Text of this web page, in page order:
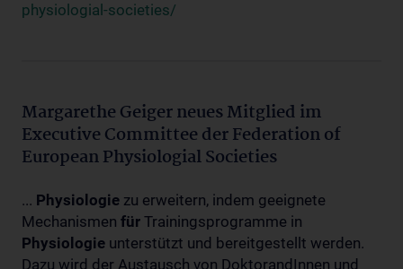
physiologial-societies/
Margarethe Geiger neues Mitglied im
Executive Committee der Federation of
European Physiologial Societies
... Physiologie zu erweitern, indem geeignete
Mechanismen für Trainingsprogramme in
Physiologie unterstützt und bereitgestellt werden.
Dazu wird der Austausch von DoktorandInnen und